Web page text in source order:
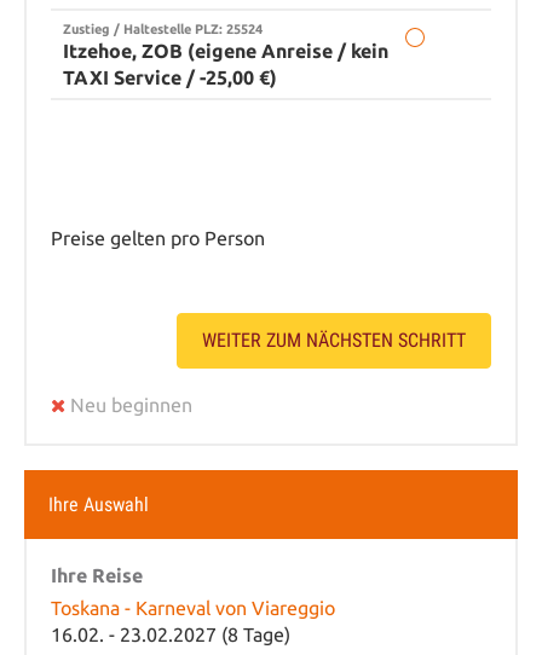
Zustieg / Haltestelle PLZ: 25524
Itzehoe, ZOB (eigene Anreise / kein
TAXI Service / -25,00 €)
Preise gelten pro Person
WEITER ZUM NÄCHSTEN SCHRITT
Neu beginnen
Ihre Auswahl
Ihre Reise
Toskana - Karneval von Viareggio
16.02. - 23.02.2027 (8 Tage)